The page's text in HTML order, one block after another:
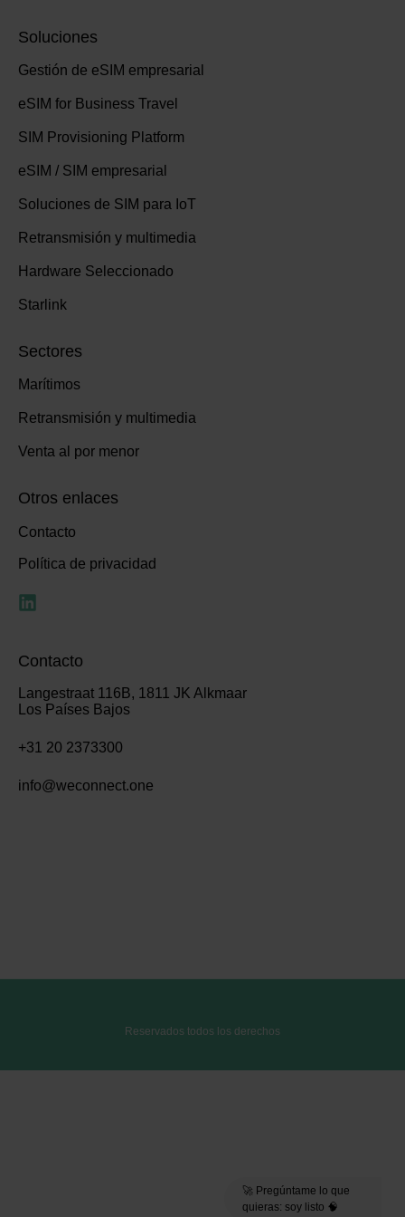
Soluciones
Gestión de eSIM empresarial
eSIM for Business Travel
SIM Provisioning Platform
eSIM / SIM empresarial
Soluciones de SIM para IoT
Retransmisión y multimedia
Hardware Seleccionado
Starlink
Sectores
Marítimos
Retransmisión y multimedia
Venta al por menor
Otros enlaces
Contacto
Política de privacidad
Contacto
Langestraat 116B, 1811 JK Alkmaar
Los Países Bajos
+31 20 2373300
info@weconnect.one
🚀 Pregúntame lo que
quieras: soy listo 🧠
Reservados todos los derechos